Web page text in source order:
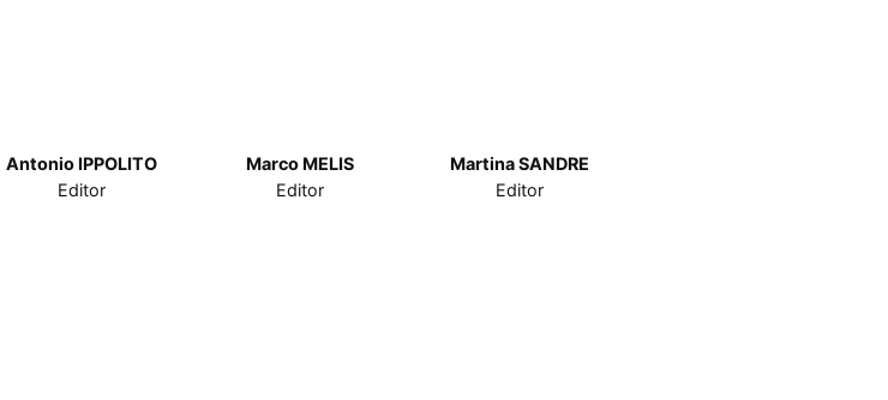
Antonio IPPOLITO
Editor
Marco MELIS
Editor
Martina SANDRE
Editor